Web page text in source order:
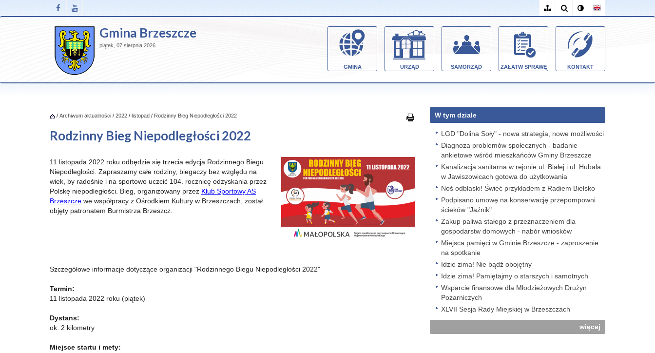
Gmina Brzeszcze
piątek, 07 sierpnia 2026
GMINA URZĄD SAMORZĄD ZAŁATW SPRAWĘ KONTAKT
/ Archiwum aktualności / 2022 / listopad / Rodzinny Bieg Niepodległości 2022
Rodzinny Bieg Niepodległości 2022
11 listopada 2022 roku odbędzie się trzecia edycja Rodzinnego Biegu
Niepodległości. Zapraszamy całe rodziny, biegaczy bez względu na
wiek, by radośnie i na sportowo uczcić 104. rocznicę odzyskania przez
Polskę niepodległości. Bieg, organizowany przez Klub Sportowy AS
Brzeszcze we współpracy z Ośrodkiem Kultury w Brzeszczach, został
objęty patronatem Burmistrza Brzeszcz.
Szczegółowe informacje dotyczące organizacji "Rodzinnego Biegu Niepodległości 2022"
Termin:
11 listopada 2022 roku (piątek)
Dystans:
ok. 2 kilometry
Miejsce startu i mety:
W tym dziale
LGD "Dolina Soły" - nowa strategia, nowe możliwości
Diagnoza problemów społecznych - badanie
ankietowe wśród mieszkańców Gminy Brzeszcze
Kanalizacja sanitarna w rejonie ul. Białej i ul. Hubala
w Jawiszowicach gotowa do użytkowania
Noś odblaski! Świeć przykładem z Radiem Bielsko
Podpisano umowę na konserwację przepompowni
ścieków "Jaźnik"
Zakup paliwa stałego z przeznaczeniem dla
gospodarstw domowych - nabór wniosków
Miejsca pamięci w Gminie Brzeszcze - zaproszenie
na spotkanie
Idzie zima! Nie bądź obojętny
Idzie zima! Pamiętajmy o starszych i samotnych
Wsparcie finansowe dla Młodzieżowych Drużyn
Pożarniczych
XLVII Sesja Rady Miejskiej w Brzeszczach
więcej